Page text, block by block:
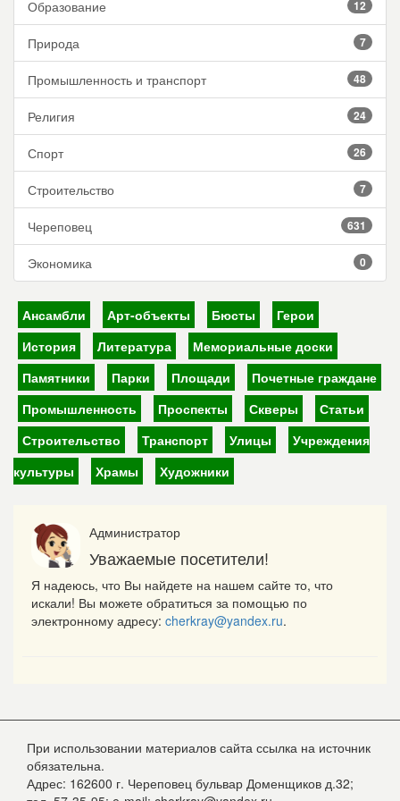
Образование 12
Природа 7
Промышленность и транспорт 48
Религия 24
Спорт 26
Строительство 7
Череповец 631
Экономика 0
Ансамбли Арт-объекты Бюсты
Герои
История
Литература
Мемориальные доски
Памятники
Парки Площади
Почетные граждане
Промышленность
Проспекты Скверы
Статьи
Строительство
Транспорт Улицы
Учреждения
культуры
Храмы Художники
Администратор
Уважаемые посетители!
Я надеюсь, что Вы найдете на нашем сайте то, что
искали! Вы можете обратиться за помощью по
электронному адресу: cherkray@yandex.ru.
При использовании материалов сайта ссылка на источник
обязательна.
Адрес: 162600 г. Череповец бульвар Доменщиков д.32;